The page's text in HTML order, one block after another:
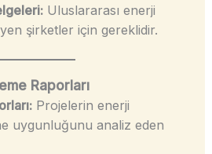
Uluslararası enerji
şirketler için gereklidir.
Raporları
Projelerin enerji
uygunluğunu analiz eden